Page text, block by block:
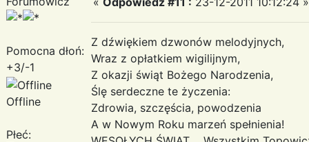
Pomocna dłoń:
+3/-1
Offline
Płeć:
Z dźwiękiem dzwonów melodyjnych,
Wraz z opłatkiem wigilijnym,
Z okazji świąt Bożego Narodzenia,
Ślę serdeczne te życzenia:
Zdrowia, szczęścia, powodzenia
A w Nowym Roku marzeń spełnienia!